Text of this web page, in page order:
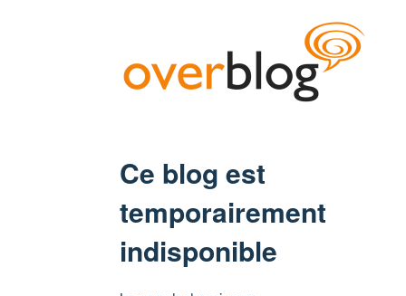
Ce blog est
temporairement
indisponible